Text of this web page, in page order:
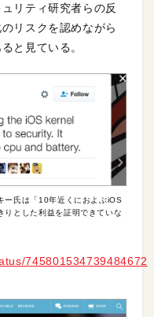
リティ研究者らの反
リスクを認めながら
と見ている。
ー氏は「10年近くにおよぶiOS
りとした利益を証明できていな
745801534739484672